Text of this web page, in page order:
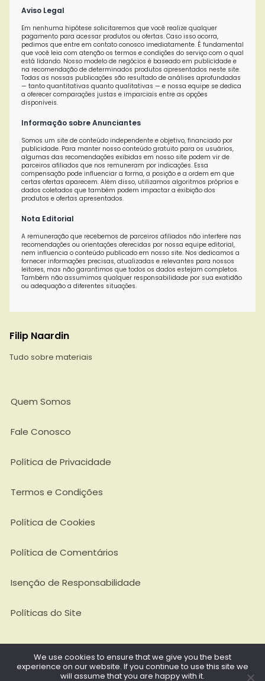
Aviso Legal
Em nenhuma hipótese solicitaremos que você realize qualquer
pagamento para acessar produtos ou ofertas. Caso isso ocorra,
pedimos que entre em contato conosco imediatamente. É fundamental
que você leia com atenção os termos e condições do serviço com o qual
está lidando. Nosso modelo de negócios é baseado em publicidade e
na recomendação de determinados produtos apresentados neste site.
Todas as nossas publicações são resultado de análises aprofundadas
— tanto quantitativas quanto qualitativas — e nossa equipe se dedica
a oferecer comparações justas e imparciais entre as opções
disponíveis.
Informação sobre Anunciantes
Somos um site de conteúdo independente e objetivo, financiado por
publicidade. Para manter nosso conteúdo gratuito para os usuários,
algumas das recomendações exibidas em nosso site podem vir de
parceiros afiliados que nos remuneram por indicações. Essa
compensação pode influenciar a forma, a posição e a ordem em que
certas ofertas aparecem. Além disso, utilizamos algoritmos próprios e
dados coletados que também podem impactar a exibição dos
produtos e ofertas apresentados.
Nota Editorial
A remuneração que recebemos de parceiros afiliados não interfere nas
recomendações ou orientações oferecidas por nossa equipe editorial,
nem influencia o conteúdo publicado em nosso site. Nos dedicamos a
fornecer informações precisas, atualizadas e relevantes para nossos
leitores, mas não garantimos que todos os dados estejam completos.
Também não assumimos qualquer responsabilidade por sua exatidão
ou adequação a diferentes situações.
Filip Naardin
Tudo sobre materiais
Quem Somos
Fale Conosco
Política de Privacidade
Termos e Condições
Política de Cookies
Política de Comentários
Isenção de Responsabilidade
Políticas do Site
Todos os Direitos Reservados @ 2026. FinaAr - CNPJ:
We use cookies to ensure that we give you the best
experience on our website. If you continue to use this site we
will assume that you are happy with it.